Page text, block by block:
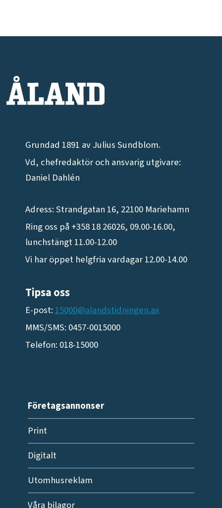
Grundad 1891 av Julius Sundblom.
Vd, chefredaktör och ansvarig utgivare:
Daniel Dahlén
Adress: Strandgatan 16, 22100 Mariehamn
Ring oss på +358 18 26026, 09.00-16.00,
lunchstängt 11.00-12.00
Vi har öppet helgfria vardagar 12.00-14.00
Tipsa oss
E-post:15000@alandstidningen.ax
MMS/SMS: 0457-0015000
Telefon: 018-15000
Företagsannonser
Print
Digitalt
Utomhusreklam
Våra bilagor